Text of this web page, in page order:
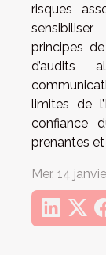
risques
principes
d’audits
limites de
confiance
prenantes
Mer. 14